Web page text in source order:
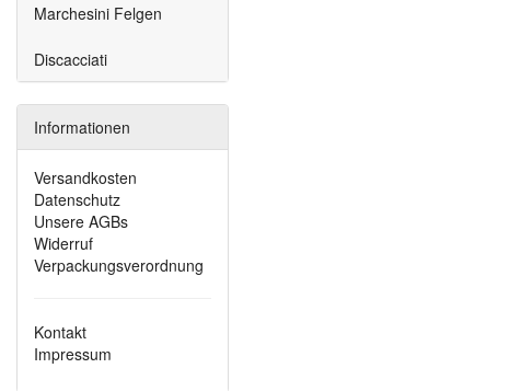
Marchesini Felgen
Discacciati
Informationen
Versandkosten
Datenschutz
Unsere AGBs
Widerruf
Verpackungsverordnung
Kontakt
Impressum